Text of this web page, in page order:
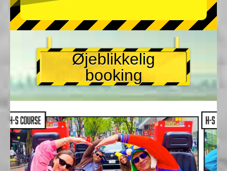
Øjeblikkelig
booking